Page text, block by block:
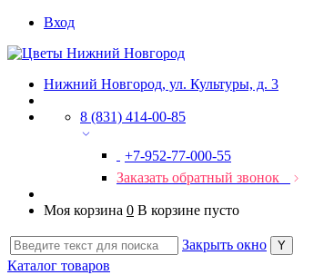
Вход
Нижний Новгород, ул. Культуры, д. 3
8 (831) 414-00-85
+7-952-77-000-55
Заказать обратный звонок
Моя корзина 0 В корзине пусто
Закрыть окно
Каталог товаров